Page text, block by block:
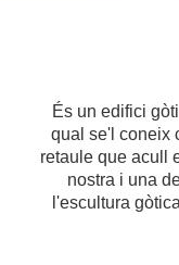
És un edifici
qual se'l coneix
retaule que acull
nostra i una
l'escultura